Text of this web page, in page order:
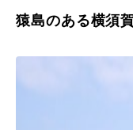
猿島のある横須